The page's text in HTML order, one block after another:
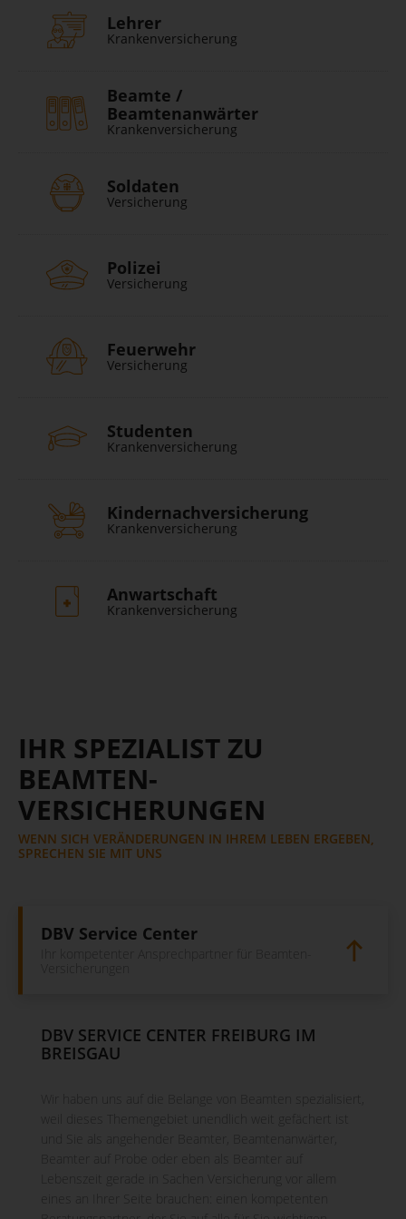
Lehrer
Krankenversicherung
Beamte /
Beamtenanwärter
Krankenversicherung
Soldaten
Versicherung
Polizei
Versicherung
Feuerwehr
Versicherung
Studenten
Krankenversicherung
Kindernachversicherung
Krankenversicherung
Anwartschaft
Krankenversicherung
IHR SPEZIALIST ZU
BEAMTEN­
VERSICHERUNGEN
WENN SICH VERÄNDERUNGEN IN IHREM LEBEN ERGEBEN,
SPRECHEN SIE MIT UNS
DBV Service Center
Ihr kompetenter Ansprechpartner für Beamten-
Versicherungen
DBV SERVICE CENTER FREIBURG IM
BREISGAU
Wir haben uns auf die Belange von Beamten spezialisiert,
weil dieses Themengebiet unendlich weit gefächert ist
und Sie als angehender Beamter, Beamtenanwärter,
Beamter auf Probe oder eben als Beamter auf
Lebenszeit gerade in Sachen Versicherung vor allem
eines an Ihrer Seite brauchen: einen kompetenten